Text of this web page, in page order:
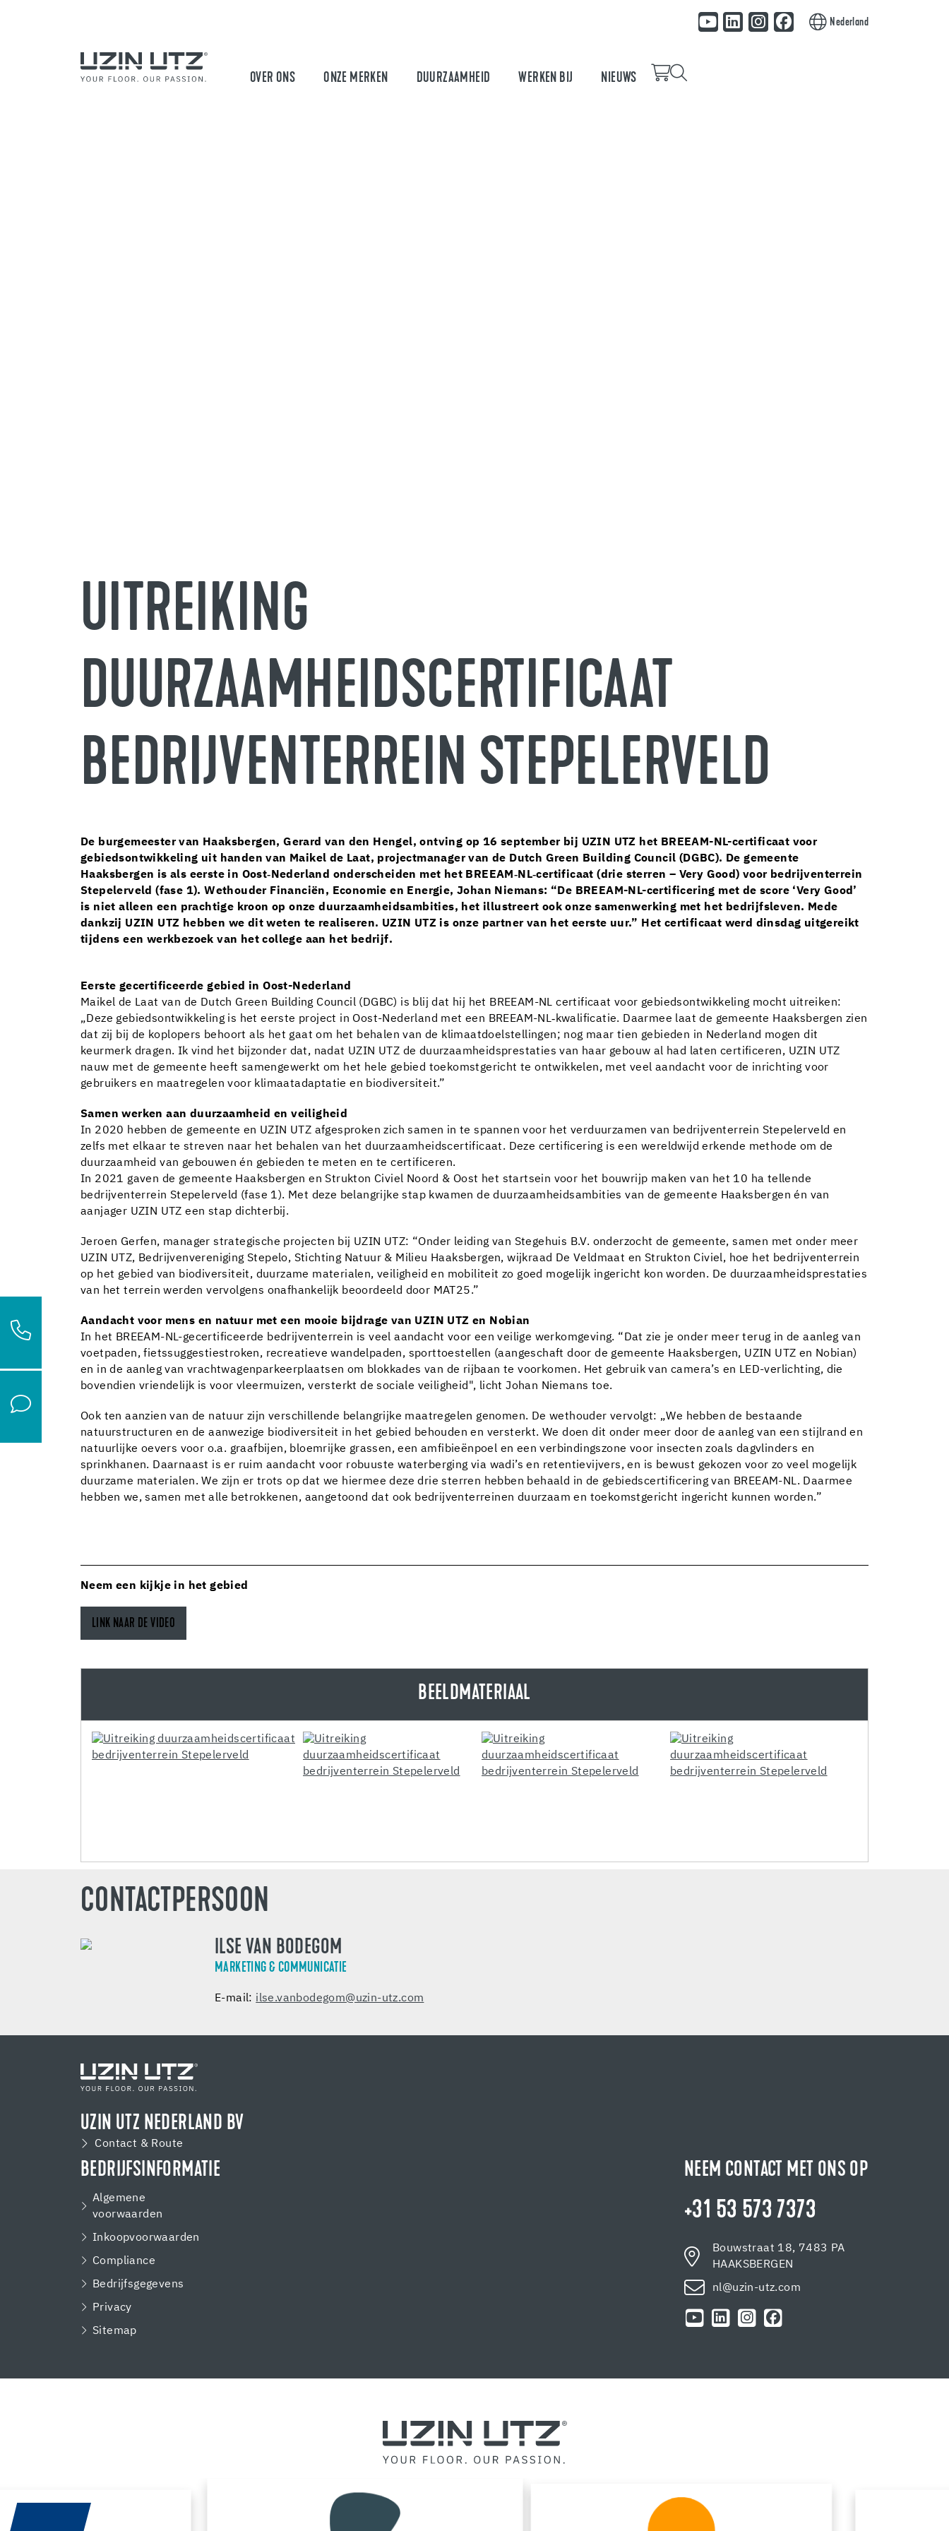
Nederland
OVER ONS ONZE MERKEN DUURZAAMHEID WERKEN BIJ NIEUWS
UITREIKING
DUURZAAMHEIDSCERTIFICAAT
BEDRIJVENTERREIN STEPELERVELD
De burgemeester van Haaksbergen, Gerard van den Hengel, ontving op 16 september bij UZIN UTZ het BREEAM-NL-certificaat voor
gebiedsontwikkeling uit handen van Maikel de Laat, projectmanager van de Dutch Green Building Council (DGBC). De gemeente
Haaksbergen is als eerste in Oost‑Nederland onderscheiden met het BREEAM‑NL‑certificaat (drie sterren – Very Good) voor bedrijventerrein
Stepelerveld (fase 1). Wethouder Financiën, Economie en Energie, Johan Niemans: “De BREEAM-NL-certificering met de score ‘Very Good’
is niet alleen een prachtige kroon op onze duurzaamheidsambities, het illustreert ook onze samenwerking met het bedrijfsleven. Mede
dankzij UZIN UTZ hebben we dit weten te realiseren. UZIN UTZ is onze partner van het eerste uur.” Het certificaat werd dinsdag uitgereikt
tijdens een werkbezoek van het college aan het bedrijf.
Eerste gecertificeerde gebied in Oost-Nederland
Maikel de Laat van de Dutch Green Building Council (DGBC) is blij dat hij het BREEAM-NL certificaat voor gebiedsontwikkeling mocht uitreiken:
„Deze gebiedsontwikkeling is het eerste project in Oost-Nederland met een BREEAM-NL‑kwalificatie. Daarmee laat de gemeente Haaksbergen zien
dat zij bij de koplopers behoort als het gaat om het behalen van de klimaatdoelstellingen; nog maar tien gebieden in Nederland mogen dit
keurmerk dragen. Ik vind het bijzonder dat, nadat UZIN UTZ de duurzaamheidsprestaties van haar gebouw al had laten certificeren, UZIN UTZ
nauw met de gemeente heeft samengewerkt om het hele gebied toekomstgericht te ontwikkelen, met veel aandacht voor de inrichting voor
gebruikers en maatregelen voor klimaatadaptatie en biodiversiteit.”
Samen werken aan duurzaamheid en veiligheid
In 2020 hebben de gemeente en UZIN UTZ afgesproken zich samen in te spannen voor het verduurzamen van bedrijventerrein Stepelerveld en
zelfs met elkaar te streven naar het behalen van het duurzaamheidscertificaat. Deze certificering is een wereldwijd erkende methode om de
duurzaamheid van gebouwen én gebieden te meten en te certificeren.
In 2021 gaven de gemeente Haaksbergen en Strukton Civiel Noord & Oost het startsein voor het bouwrijp maken van het 10 ha tellende
bedrijventerrein Stepelerveld (fase 1). Met deze belangrijke stap kwamen de duurzaamheidsambities van de gemeente Haaksbergen én van
aanjager UZIN UTZ een stap dichterbij.
Jeroen Gerfen, manager strategische projecten bij UZIN UTZ: “Onder leiding van Stegehuis B.V. onderzocht de gemeente, samen met onder meer
UZIN UTZ, Bedrijvenvereniging Stepelo, Stichting Natuur & Milieu Haaksbergen, wijkraad De Veldmaat en Strukton Civiel, hoe het bedrijventerrein
op het gebied van biodiversiteit, duurzame materialen, veiligheid en mobiliteit zo goed mogelijk ingericht kon worden. De duurzaamheidsprestaties
van het terrein werden vervolgens onafhankelijk beoordeeld door MAT25.”
Aandacht voor mens en natuur met een mooie bijdrage van UZIN UTZ en Nobian
In het BREEAM-NL-gecertificeerde bedrijventerrein is veel aandacht voor een veilige werkomgeving. “Dat zie je onder meer terug in de aanleg van
voetpaden, fietssuggestiestroken, recreatieve wandelpaden, sporttoestellen (aangeschaft door de gemeente Haaksbergen, UZIN UTZ en Nobian)
en in de aanleg van vrachtwagenparkeerplaatsen om blokkades van de rijbaan te voorkomen. Het gebruik van camera’s en LED-verlichting, die
bovendien vriendelijk is voor vleermuizen, versterkt de sociale veiligheid", licht Johan Niemans toe.
Ook ten aanzien van de natuur zijn verschillende belangrijke maatregelen genomen. De wethouder vervolgt: „We hebben de bestaande
natuurstructuren en de aanwezige biodiversiteit in het gebied behouden en versterkt. We doen dit onder meer door de aanleg van een stijlrand en
natuurlijke oevers voor o.a. graafbijen, bloemrijke grassen, een amfibieënpoel en een verbindingszone voor insecten zoals dagvlinders en
sprinkhanen. Daarnaast is er ruim aandacht voor robuuste waterberging via wadi’s en retentievijvers, en is bewust gekozen voor zo veel mogelijk
duurzame materialen. We zijn er trots op dat we hiermee deze drie sterren hebben behaald in de gebiedscertificering van BREEAM-NL. Daarmee
hebben we, samen met alle betrokkenen, aangetoond dat ook bedrijventerreinen duurzaam en toekomstgericht ingericht kunnen worden.”
Neem een kijkje in het gebied
LINK NAAR DE VIDEO
BEELDMATERIAAL
CONTACTPERSOON
ILSE VAN BODEGOM
MARKETING & COMMUNICATIE
E-mail: ilse.vanbodegom@uzin-utz.com
UZIN UTZ NEDERLAND BV
Contact & Route
BEDRIJFSINFORMATIE
Algemene
voorwaarden
Inkoopvoorwaarden
Compliance
Bedrijfsgegevens
Privacy
Sitemap
NEEM CONTACT MET ONS OP
+31 53 573 7373
Bouwstraat 18, 7483 PA
HAAKSBERGEN
nl@uzin-utz.com